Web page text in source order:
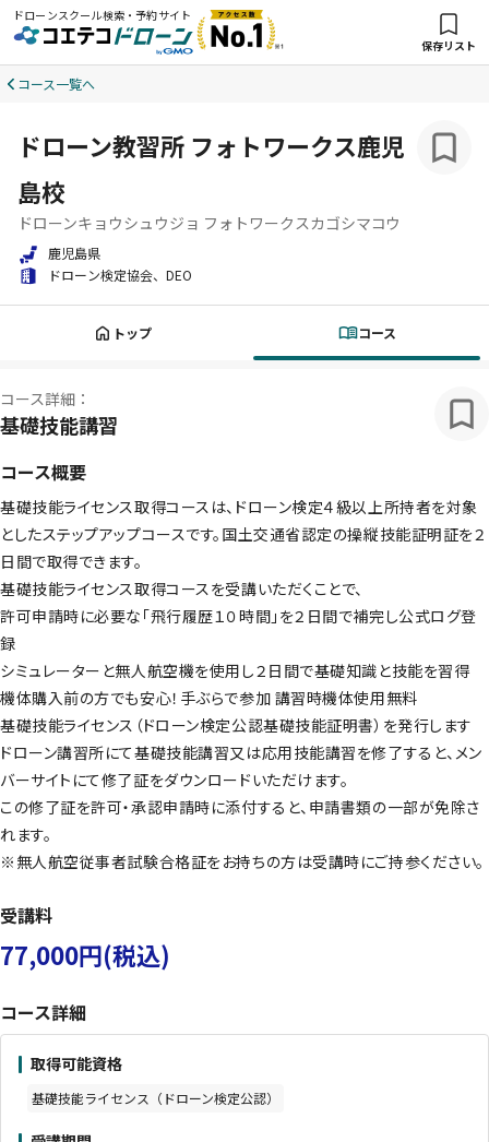
ドローンスクール検索・予約サイト
保存リスト
コース一覧へ
ドローン教習所 フォトワークス鹿児
島校
ドローンキョウシュウジョ フォトワークスカゴシマコウ
鹿児島県
ドローン検定協会、DEO
トップ コース
コース詳細：
基礎技能講習
コース概要
基礎技能ライセンス取得コースは、ドローン検定４級以上所持者を対象
としたステップアップコースです。国土交通省認定の操縦技能証明証を２
日間で取得できます。
基礎技能ライセンス取得コースを受講いただくことで、
許可申請時に必要な「飛行履歴１０時間」を２日間で補完し公式ログ登
録
シミュレーターと無人航空機を使用し２日間で基礎知識と技能を習得
機体購入前の方でも安心！手ぶらで参加 講習時機体使用無料
基礎技能ライセンス（ドローン検定公認基礎技能証明書）を発行します
ドローン講習所にて基礎技能講習又は応用技能講習を修了すると、メン
バーサイトにて修了証をダウンロードいただけます。
この修了証を許可・承認申請時に添付すると、申請書類の一部が免除さ
れます。
※無人航空従事者試験合格証をお持ちの方は受講時にご持参ください。
受講料
77,000円(税込)
コース詳細
取得可能資格
基礎技能ライセンス（ドローン検定公認）